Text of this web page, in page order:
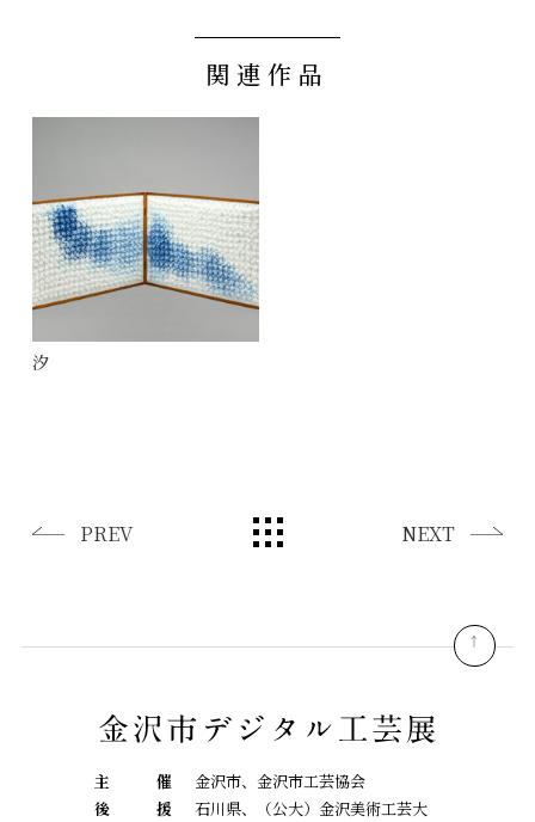
関連作品
汐
PREV NEXT
主 催
金沢市、金沢市工芸協会
後
援
石川県、（公大）金沢美術工芸大